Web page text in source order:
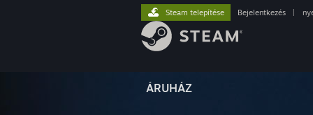
ÁRUHÁZ
Steam telepítése Bejelentkezés